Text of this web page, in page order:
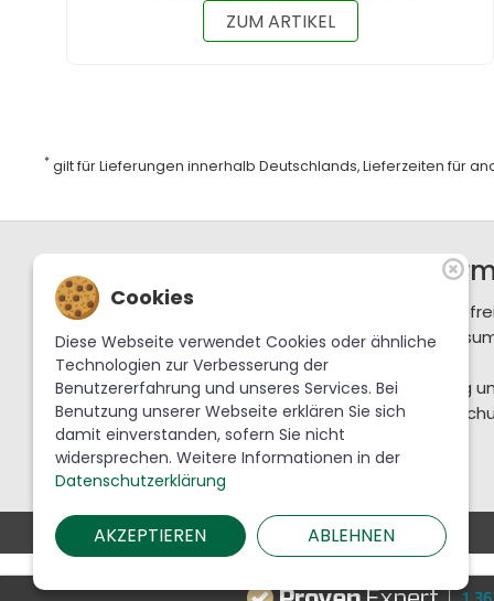
ZUM ARTIKEL
* gilt für Lieferungen innerhalb Deutschlands, Lieferzeiten für
Support / Hotline
+49 36702 288-0
service@krebslauscha.de
Krebs Glas Lauscha GmbH
Am Park 1
98724 Lauscha
Zahlung
Cookies
Diese Webseite verwendet Cookies oder ähnliche
Technologien zur Verbesserung der
Benutzererfahrung und unseres Services. Bei
Benutzung unserer Webseite erklären Sie sich
damit einverstanden, sofern Sie nicht
widersprechen. Weitere Informationen in der
Datenschutzerklärung
AKZEPTIEREN ABLEHNEN